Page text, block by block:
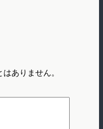
ありません。